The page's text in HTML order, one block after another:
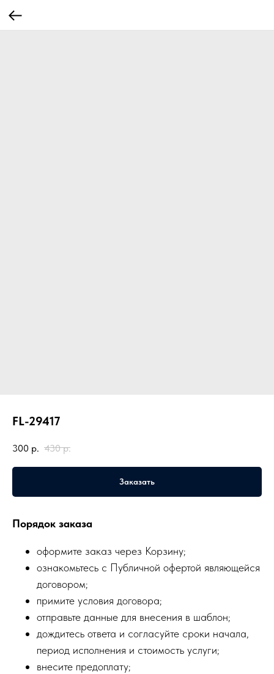
FL-29417
300 р. 430 р.
Заказать
Порядок заказа
оформите заказ через Корзину;
ознакомьтесь с Публичной офертой являющейся
договором;
примите условия договора;
отправьте данные для внесения в шаблон;
дождитесь ответа и согласуйте сроки начала,
период исполнения и стоимость услуги;
внесите предоплату;